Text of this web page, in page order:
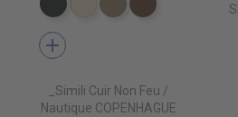
EN7005 VERT ANGLAIS
EN7001 CREME
EN7002 BEIGE
EN7003
add
_Simili Cuir Non Feu /
Nautique COPENHAGUE